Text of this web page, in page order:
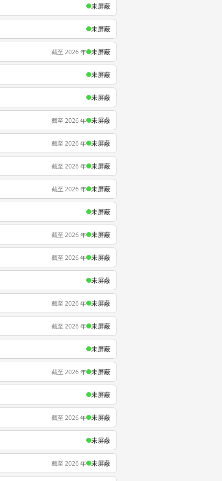
未屏蔽
未屏蔽
截至 2026 年 未屏蔽
未屏蔽
未屏蔽
截至 2026 年 未屏蔽
截至 2026 年 未屏蔽
截至 2026 年 未屏蔽
截至 2026 年 未屏蔽
未屏蔽
截至 2026 年 未屏蔽
截至 2026 年 未屏蔽
未屏蔽
截至 2026 年 未屏蔽
截至 2026 年 未屏蔽
未屏蔽
截至 2026 年 未屏蔽
未屏蔽
截至 2026 年 未屏蔽
未屏蔽
截至 2026 年 未屏蔽